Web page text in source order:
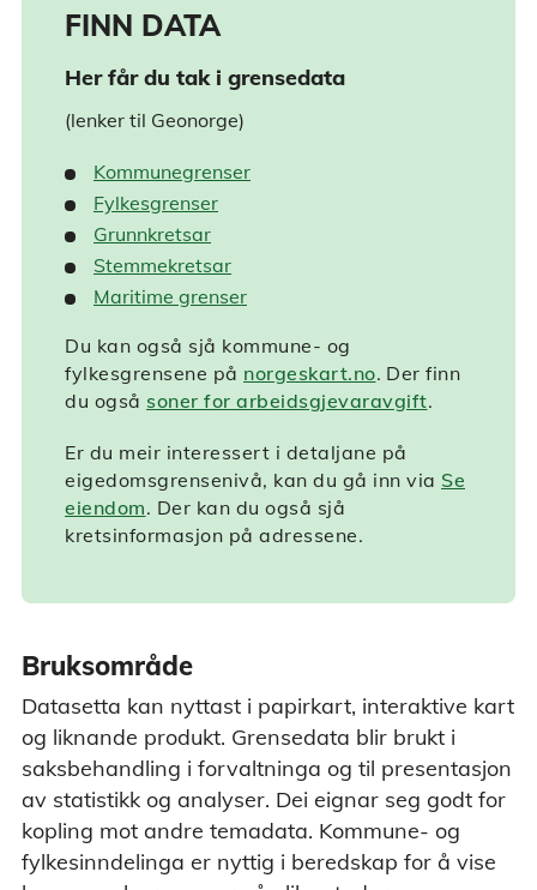
FINN DATA
Her får du tak i grensedata
(lenker til Geonorge)
Kommunegrenser
Fylkesgrenser
Grunnkretsar
Stemmekretsar
Maritime grenser
Du kan også sjå kommune- og
fylkesgrensene på norgeskart.no. Der finn
du også soner for arbeidsgjevaravgift.
Er du meir interessert i detaljane på
eigedomsgrensenivå, kan du gå inn via Se
eiendom. Der kan du også sjå
kretsinformasjon på adressene.
Bruksområde
Datasetta kan nyttast i papirkart, interaktive kart
og liknande produkt. Grensedata blir brukt i
saksbehandling i forvaltninga og til presentasjon
av statistikk og analyser. Dei eignar seg godt for
kopling mot andre temadata. Kommune- og
fylkesinndelinga er nyttig i beredskap for å vise